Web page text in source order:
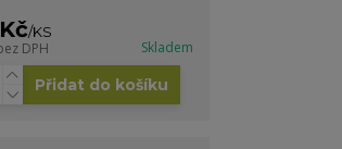
/KS
DPH Skladem
Přidat do košíku